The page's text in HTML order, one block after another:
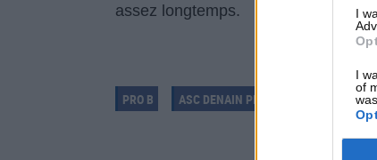
I
I
of
assez longtemps.
PRO B ASC DENAIN PH JONATHAN